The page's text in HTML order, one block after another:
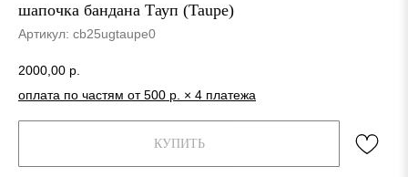
шапочка бандана Тауп (Taupe)
Артикул: cb25ugtaupe0
2000,00 р.
оплата по частям от 500 р. × 4 платежа
КУПИТЬ